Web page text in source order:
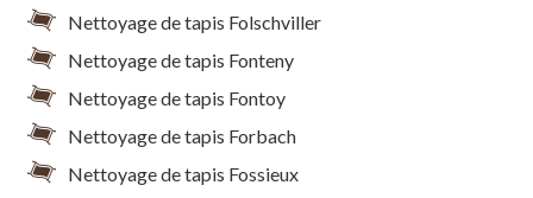
Nettoyage de tapis Folschviller
Nettoyage de tapis Fonteny
Nettoyage de tapis Fontoy
Nettoyage de tapis Forbach
Nettoyage de tapis Fossieux